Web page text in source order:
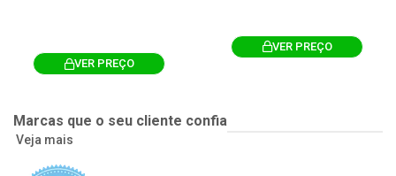
VER PREÇO
VER PREÇO
Marcas que o seu cliente confia
Veja mais